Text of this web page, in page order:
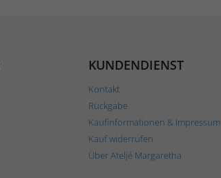
KUNDENDIENST
Kontakt
Rückgabe
Kaufinformationen & Impressum
Kauf widerrufen
Über Ateljé Margaretha